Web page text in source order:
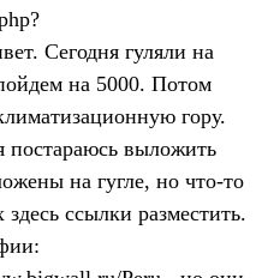
Сегодня гуляли на
на 5000. Потом
гору.
постараюсь выложить
на гугле, но что-то
ссылки разместить.